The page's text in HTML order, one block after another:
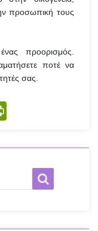
προσωπική τους
προορισμός.
ποτέ να
σας.